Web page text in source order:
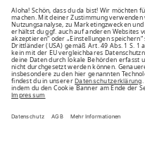
Unsere Vorteile
Unsere Partner